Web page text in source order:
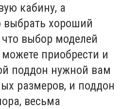
кабину, а
выбрать хороший
выбор моделей
приобрести и
поддон нужной вам
размеров, и поддон
весьма